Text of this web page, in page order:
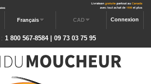
Connexion
CAD
Français
1 800 567-8584 | 09 73 03 75 95